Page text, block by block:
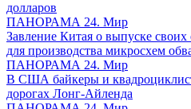
долларов
ПАНОРАМА 24. Мир
Завление Китая о выпуске
для производства микросхем
ПАНОРАМА 24. Мир
В США байкеры и
дорогах Лонг-Айленда